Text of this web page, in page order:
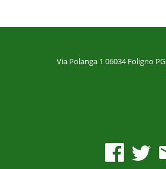
Via Polanga 1 06034 Foligno PG